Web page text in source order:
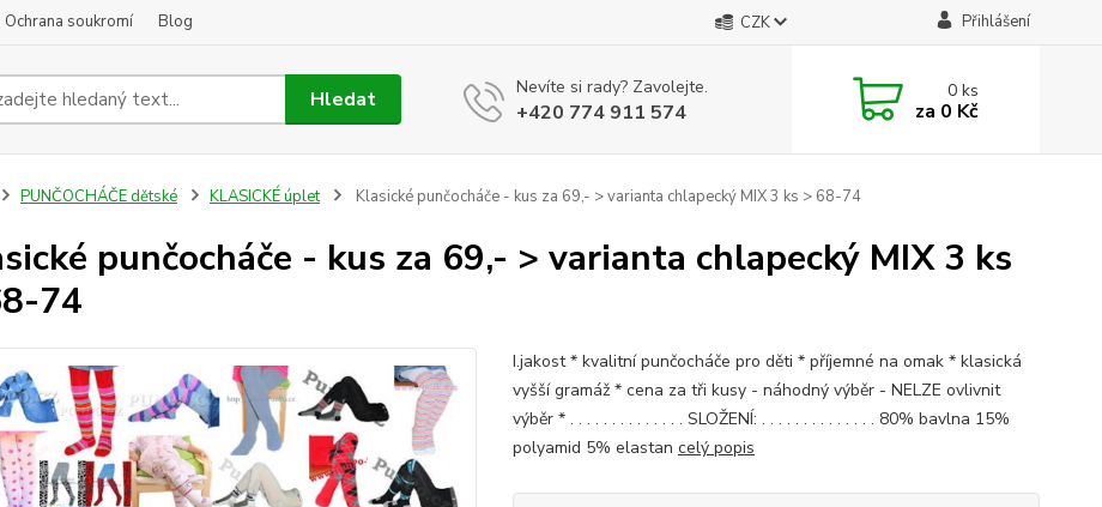
Ochrana soukromí Blog CZK Přihlášení
Hledat Nevíte si rady? Zavolejte.
+420 774 911 574
0ks
za 0 Kč
PUNČOCHÁČE dětské KLASICKÉ úplet Klasické punčocháče - kus za 69,- > varianta chlapecký MIX 3 ks > 68-74
punčocháče - kus za 69,- > varianta chlapecký MIX 3 ks
74
I.jakost * kvalitní punčocháče pro děti * příjemné na omak * klasická
vyšší gramáž * cena za tři kusy - náhodný výběr - NELZE ovlivnit
výběr * . . . . . . . . . . . . . . SLOŽENÍ: . . . . . . . . . . . . . . 80% bavlna 15%
polyamid 5% elastan celý popis